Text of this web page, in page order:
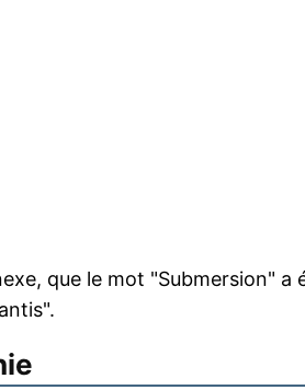
que le mot "Submersion" a